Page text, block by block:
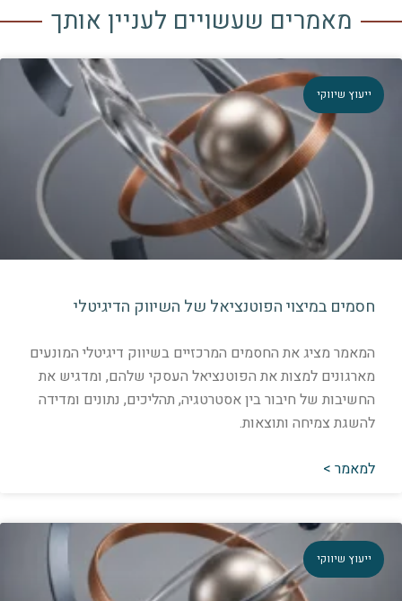
מאמרים שעשויים לעניין אותך
שיווקי
במיצוי הפוטנציאל של השיווק הדיגיטלי
מציג את החסמים המרכזיים בשיווק דיגיטלי המונעים
למצות את הפוטנציאל העסקי שלהם, ומדגיש את
של חיבור בין אסטרטגיה, תהליכים, נתונים ומדידה
צמיחה ותוצאות.
>
שיווקי